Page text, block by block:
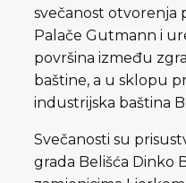
svečanost otvorenja
Palače Gutmann i
površina između
baštine, a u sklopu
industrijska baština
Svečanosti su
grada Belišća Dinko